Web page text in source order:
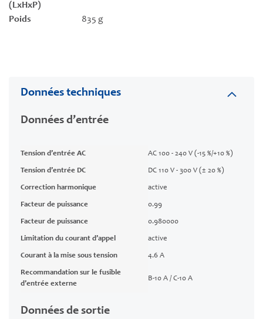
(LxHxP)
Poids 835 g
Données techniques
Données d’entrée
Tension d’entrée AC AC 100 - 240 V (-15 %/+10 %)
Tension d’entrée DC DC 110 V - 300 V (± 20 %)
Correction harmonique active
Facteur de puissance 0.99
Facteur de puissance 0.980000
Limitation du courant d’appel active
Courant à la mise sous tension 4.6 A
Recommandation sur le fusible
d’entrée externe
B-10 A / C-10 A
Données de sortie